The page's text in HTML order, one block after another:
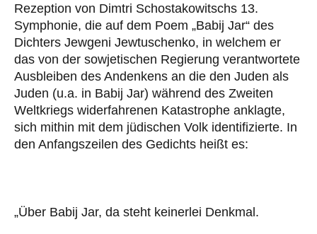
Rezeption von Dimtri Schostakowitschs 13.
Symphonie, die auf dem Poem „Babij Jar“ des
Dichters Jewgeni Jewtuschenko, in welchem er
das von der sowjetischen Regierung verantwortete
Ausbleiben des Andenkens an die den Juden als
Juden (u.a. in Babij Jar) während des Zweiten
Weltkriegs widerfahrenen Katastrophe anklagte,
sich mithin mit dem jüdischen Volk identifizierte. In
den Anfangszeilen des Gedichts heißt es:
„Über Babij Jar, da steht keinerlei Denkmal.